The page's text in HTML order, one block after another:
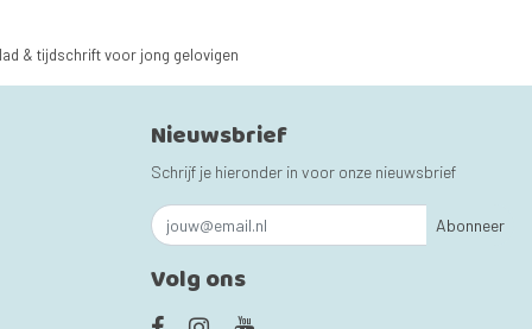
& tijdschrift voor jong gelovigen
Nieuwsbrief
Schrijf je hieronder in voor onze nieuwsbrief
Abonneer
Volg ons